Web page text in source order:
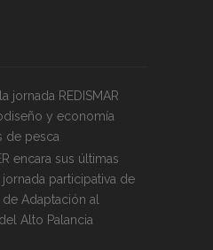
jornada REDISMAR
y economía
de pesca
encara sus últimas
participativa de
Adaptación al
Alto Palancia